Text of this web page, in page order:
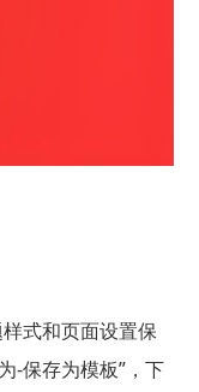
式和页面设置保
-保存为模板”，下